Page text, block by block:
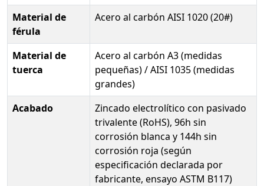
Material de
férula
Acero al carbón AISI 1020 (20#)
Material de
tuerca
Acero al carbón A3 (medidas
pequeñas) / AISI 1035 (medidas
grandes)
Acabado
Zincado electrolítico con pasivado
trivalente (RoHS), 96h sin
corrosión blanca y 144h sin
corrosión roja (según
especificación declarada por
fabricante, ensayo ASTM B117)